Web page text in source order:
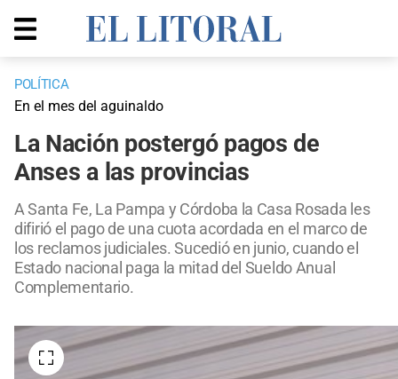
POLÍTICA
En el mes del aguinaldo
La Nación postergó pagos de
Anses a las provincias
A Santa Fe, La Pampa y Córdoba la Casa Rosada les
difirió el pago de una cuota acordada en el marco de
los reclamos judiciales. Sucedió en junio, cuando el
Estado nacional paga la mitad del Sueldo Anual
Complementario.